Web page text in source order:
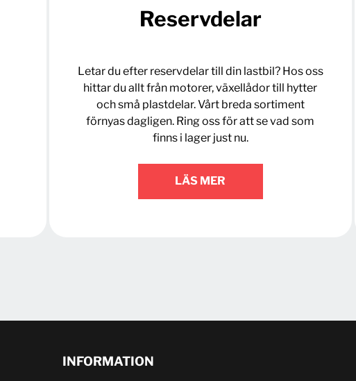
Reservdelar
Letar du efter reservdelar till din lastbil? Hos oss
hittar du allt från motorer, växellådor till hytter
och små plastdelar. Vårt breda sortiment
förnyas dagligen. Ring oss för att se vad som
finns i lager just nu.
LÄS MER
INFORMATION